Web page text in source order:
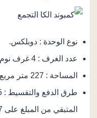
نوع الوحدة : دوبلكس.
عدد الغرف : 4 غرف نوم.
المساحة : 227 متر مربع.
المتبقي من المبلغ على 7 سنوات.